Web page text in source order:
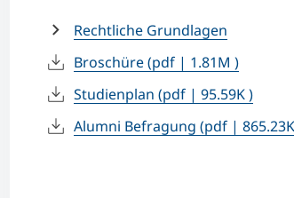
Rechtliche Grundlagen
Broschüre(pdf | 1.81M )
Studienplan (pdf | 95.59K )
Alumni Befragung (pdf |